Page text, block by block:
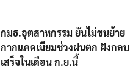
กมธ.อุตสาหกรรม ยันไม่ขนย้าย
กากแคดเมียมช่วงฝนตก ฝังกลบ
เสร็จในเดือน ก.ย.นี้